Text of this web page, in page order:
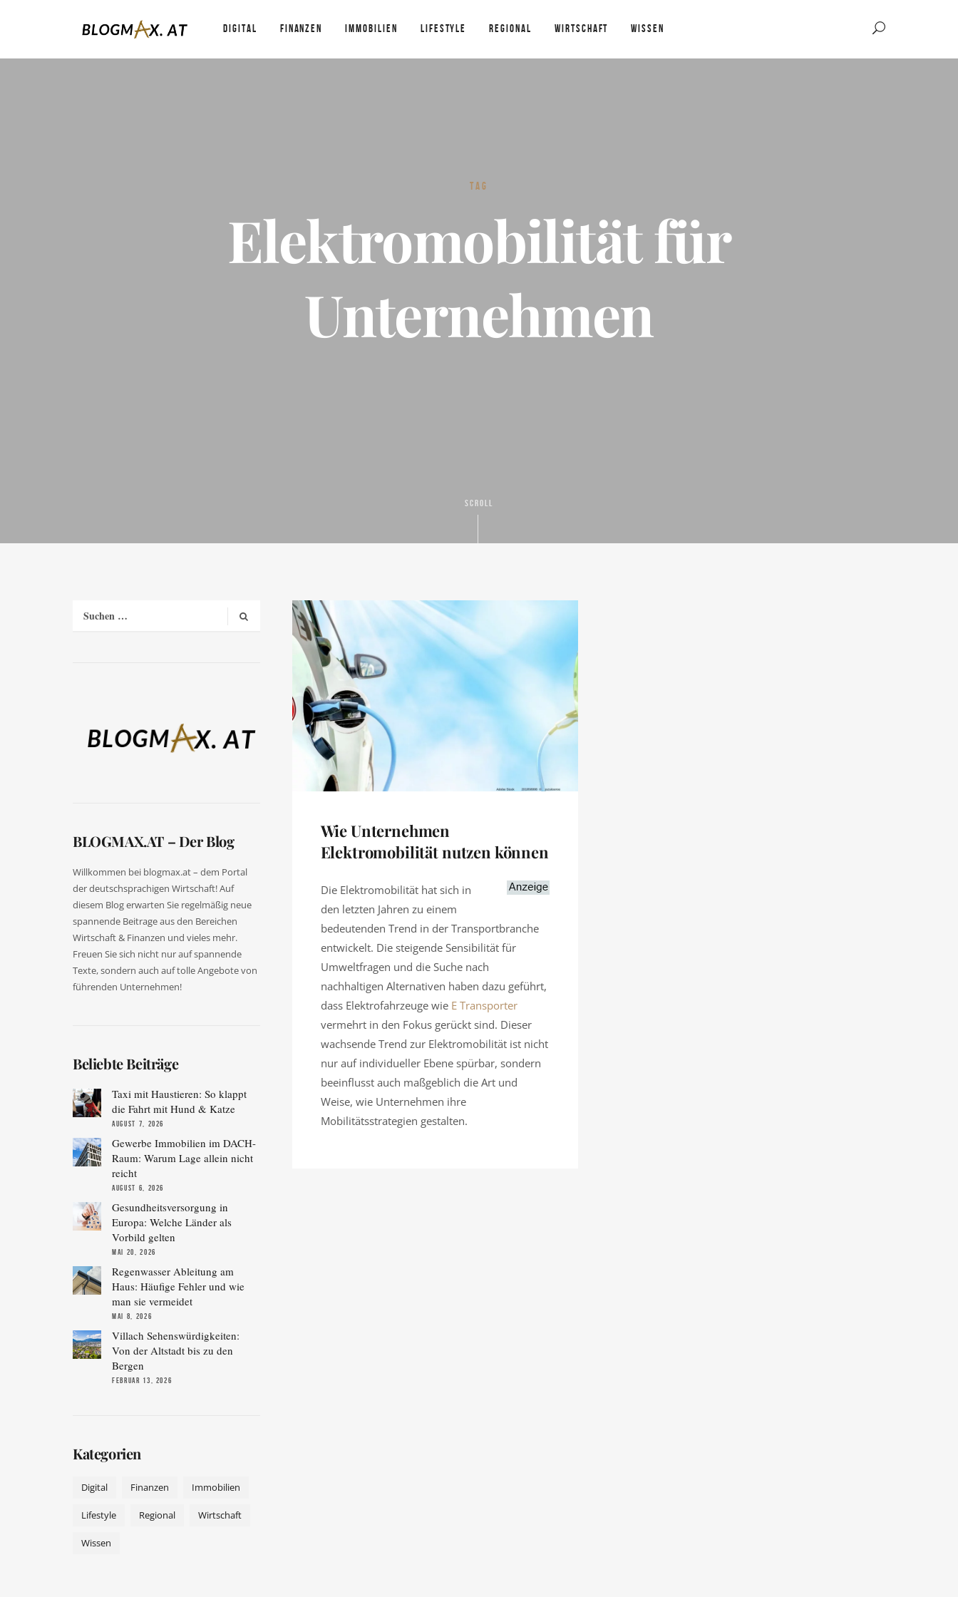
DIGITAL FINANZEN IMMOBILIEN LIFESTYLE REGIONAL WIRTSCHAFT WISSEN
TAG
Elektromobilität für
Unternehmen
SCROLL
BLOGMAX.AT – Der Blog
Willkommen bei blogmax.at – dem Portal
der deutschsprachigen Wirtschaft! Auf
diesem Blog erwarten Sie regelmäßig neue
spannende Beitrage aus den Bereichen
Wirtschaft & Finanzen und vieles mehr.
Freuen Sie sich nicht nur auf spannende
Texte, sondern auch auf tolle Angebote von
führenden Unternehmen!
Beliebte Beiträge
Taxi mit Haustieren: So klappt
die Fahrt mit Hund & Katze
AUGUST 7, 2026
Gewerbe Immobilien im DACH-
Raum: Warum Lage allein nicht
reicht
AUGUST 6, 2026
Gesundheitsversorgung in
Europa: Welche Länder als
Vorbild gelten
MAI 20, 2026
Regenwasser Ableitung am
Haus: Häufige Fehler und wie
man sie vermeidet
MAI 8, 2026
Villach Sehenswürdigkeiten:
Von der Altstadt bis zu den
Bergen
FEBRUAR 13, 2026
Kategorien
Digital Finanzen Immobilien
Lifestyle Regional Wirtschaft
Wissen
Wie Unternehmen
Elektromobilität nutzen können
Die Elektromobilität hat sich in
den letzten Jahren zu einem
bedeutenden Trend in der Transportbranche
entwickelt. Die steigende Sensibilität für
Umweltfragen und die Suche nach
nachhaltigen Alternativen haben dazu geführt,
dass Elektrofahrzeuge wie E Transporter
vermehrt in den Fokus gerückt sind. Dieser
wachsende Trend zur Elektromobilität ist nicht
nur auf individueller Ebene spürbar, sondern
beeinflusst auch maßgeblich die Art und
Weise, wie Unternehmen ihre
Mobilitätsstrategien gestalten.